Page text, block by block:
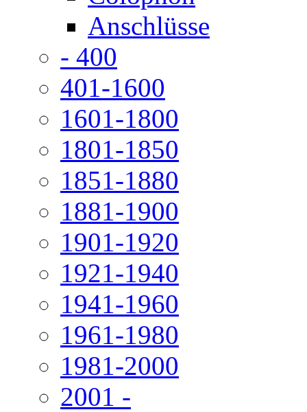
Anschlüsse
- 400
401-1600
1601-1800
1801-1850
1851-1880
1881-1900
1901-1920
1921-1940
1941-1960
1961-1980
1981-2000
2001 -